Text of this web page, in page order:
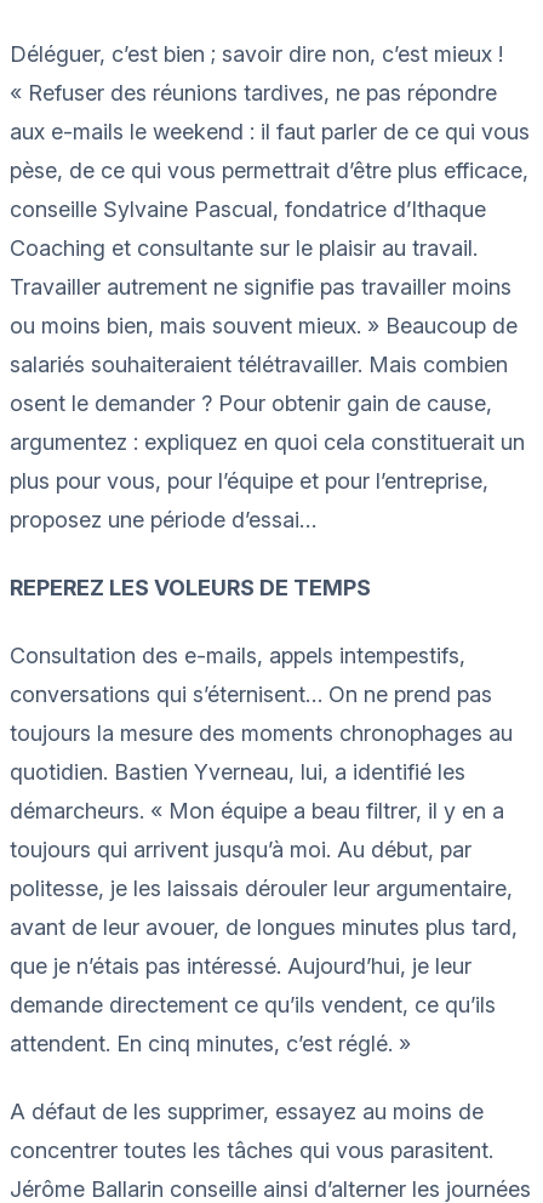
Déléguer, c’est bien ; savoir dire non, c’est mieux !
« Refuser des réunions tardives, ne pas répondre
aux e-mails le weekend : il faut parler de ce qui vous
pèse, de ce qui vous permettrait d’être plus efficace,
conseille Sylvaine Pascual, fondatrice d’Ithaque
Coaching et consultante sur le plaisir au travail.
Travailler autrement ne signifie pas travailler moins
ou moins bien, mais souvent mieux. » Beaucoup de
salariés souhaiteraient télétravailler. Mais combien
osent le demander ? Pour obtenir gain de cause,
argumentez : expliquez en quoi cela constituerait un
plus pour vous, pour l’équipe et pour l’entreprise,
proposez une période d’essai…
REPEREZ LES VOLEURS DE TEMPS
Consultation des e-mails, appels intempestifs,
conversations qui s’éternisent… On ne prend pas
toujours la mesure des moments chronophages au
quotidien. Bastien Yverneau, lui, a identifié les
démarcheurs. « Mon équipe a beau filtrer, il y en a
toujours qui arrivent jusqu’à moi. Au début, par
politesse, je les laissais dérouler leur argumentaire,
avant de leur avouer, de longues minutes plus tard,
que je n’étais pas intéressé. Aujourd’hui, je leur
demande directement ce qu’ils vendent, ce qu’ils
attendent. En cinq minutes, c’est réglé. »
A défaut de les supprimer, essayez au moins de
concentrer toutes les tâches qui vous parasitent.
Jérôme Ballarin conseille ainsi d’alterner les journées